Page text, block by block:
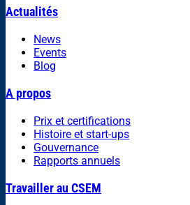
Actualités
News
Events
Blog
A propos
Prix et certifications
Histoire et start-ups
Gouvernance
Rapports annuels
Travailler au CSEM